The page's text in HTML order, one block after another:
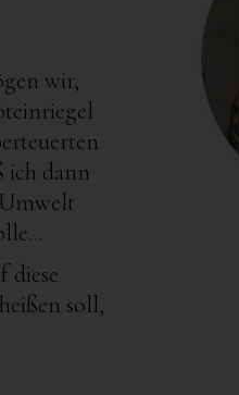
wir,
ich dann
diese
soll,